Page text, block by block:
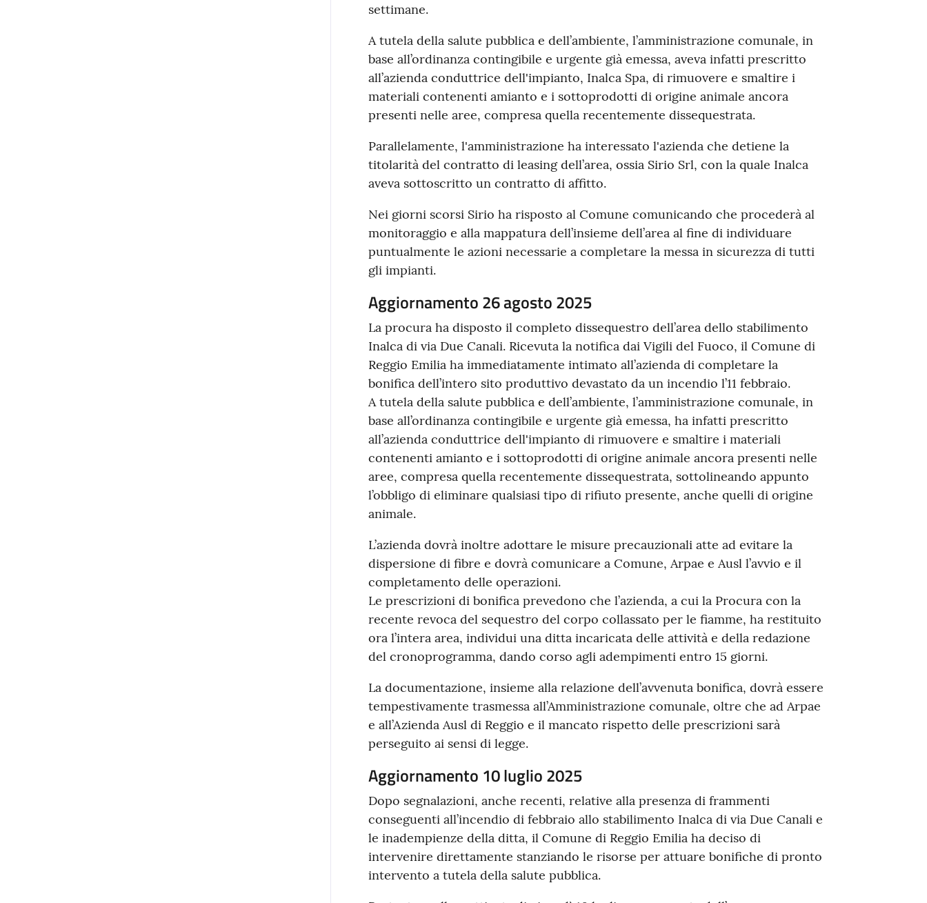
settimane.
A tutela della salute pubblica e dell’ambiente, l’amministrazione comunale, in
base all’ordinanza contingibile e urgente già emessa, aveva infatti prescritto
all’azienda conduttrice dell'impianto, Inalca Spa, di rimuovere e smaltire i
materiali contenenti amianto e i sottoprodotti di origine animale ancora
presenti nelle aree, compresa quella recentemente dissequestrata.
Parallelamente, l'amministrazione ha interessato l'azienda che detiene la
titolarità del contratto di leasing dell’area, ossia Sirio Srl, con la quale Inalca
aveva sottoscritto un contratto di affitto.
Nei giorni scorsi Sirio ha risposto al Comune comunicando che procederà al
monitoraggio e alla mappatura dell’insieme dell’area al fine di individuare
puntualmente le azioni necessarie a completare la messa in sicurezza di tutti
gli impianti.
Aggiornamento 26 agosto 2025
La procura ha disposto il completo dissequestro dell’area dello stabilimento
Inalca di via Due Canali. Ricevuta la notifica dai Vigili del Fuoco, il Comune di
Reggio Emilia ha immediatamente intimato all’azienda di completare la
bonifica dell’intero sito produttivo devastato da un incendio l’11 febbraio.
A tutela della salute pubblica e dell’ambiente, l’amministrazione comunale, in
base all’ordinanza contingibile e urgente già emessa, ha infatti prescritto
all’azienda conduttrice dell'impianto di rimuovere e smaltire i materiali
contenenti amianto e i sottoprodotti di origine animale ancora presenti nelle
aree, compresa quella recentemente dissequestrata, sottolineando appunto
l’obbligo di eliminare qualsiasi tipo di rifiuto presente, anche quelli di origine
animale.
L’azienda dovrà inoltre adottare le misure precauzionali atte ad evitare la
dispersione di fibre e dovrà comunicare a Comune, Arpae e Ausl l’avvio e il
completamento delle operazioni.
Le prescrizioni di bonifica prevedono che l’azienda, a cui la Procura con la
recente revoca del sequestro del corpo collassato per le fiamme, ha restituito
ora l’intera area, individui una ditta incaricata delle attività e della redazione
del cronoprogramma, dando corso agli adempimenti entro 15 giorni.
La documentazione, insieme alla relazione dell’avvenuta bonifica, dovrà essere
tempestivamente trasmessa all’Amministrazione comunale, oltre che ad Arpae
e all’Azienda Ausl di Reggio e il mancato rispetto delle prescrizioni sarà
perseguito ai sensi di legge.
Aggiornamento 10 luglio 2025
Dopo segnalazioni, anche recenti, relative alla presenza di frammenti
conseguenti all’incendio di febbraio allo stabilimento Inalca di via Due Canali e
le inadempienze della ditta, il Comune di Reggio Emilia ha deciso di
intervenire direttamente stanziando le risorse per attuare bonifiche di pronto
intervento a tutela della salute pubblica.